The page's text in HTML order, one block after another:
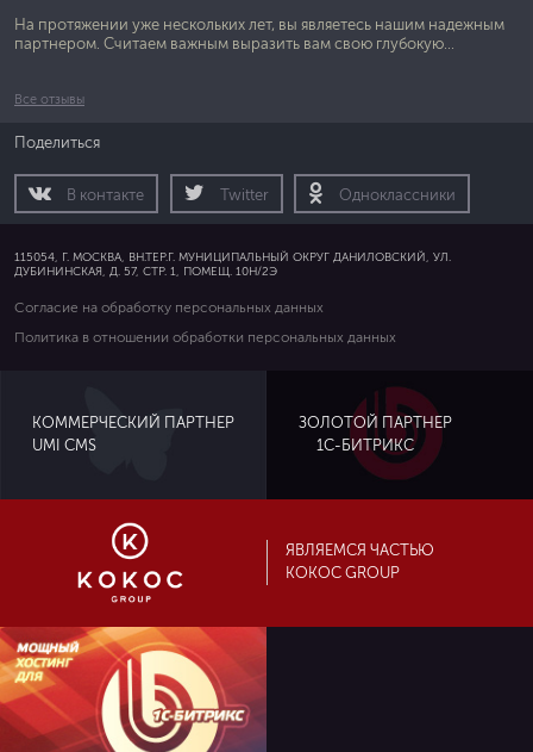
На протяжении уже нескольких лет, вы являетесь нашим надежным
партнером. Считаем важным выразить вам свою глубокую...
Все отзывы
Поделиться
В контакте Twitter Одноклассники
115054, Г. МОСКВА, ВН.ТЕР.Г. МУНИЦИПАЛЬНЫЙ ОКРУГ ДАНИЛОВСКИЙ, УЛ.
ДУБИНИНСКАЯ, Д. 57, СТР. 1, ПОМЕЩ. 10Н/2Э
Согласие на обработку персональных данных
Политика в отношении обработки персональных данных
КОММЕРЧЕСКИЙ ПАРТНЕР
UMI CMS
ЗОЛОТОЙ ПАРТНЕР
1С-БИТРИКС
ЯВЛЯЕМСЯ ЧАСТЬЮ
KOKOC GROUP